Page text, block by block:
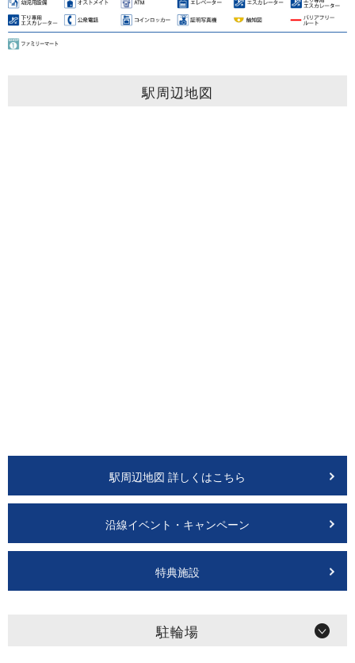
駅周辺地図
駅周辺地図 詳しくはこちら
沿線イベント・キャンペーン
特典施設
駐輪場